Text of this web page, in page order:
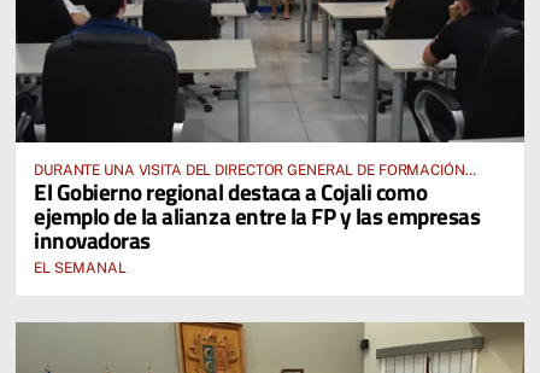
DURANTE UNA VISITA DEL DIRECTOR GENERAL DE FORMACIÓN
PROFESIONAL, JOSÉ RODRIGO CERRILLO
El Gobierno regional destaca a Cojali como
ejemplo de la alianza entre la FP y las empresas
innovadoras
EL SEMANAL